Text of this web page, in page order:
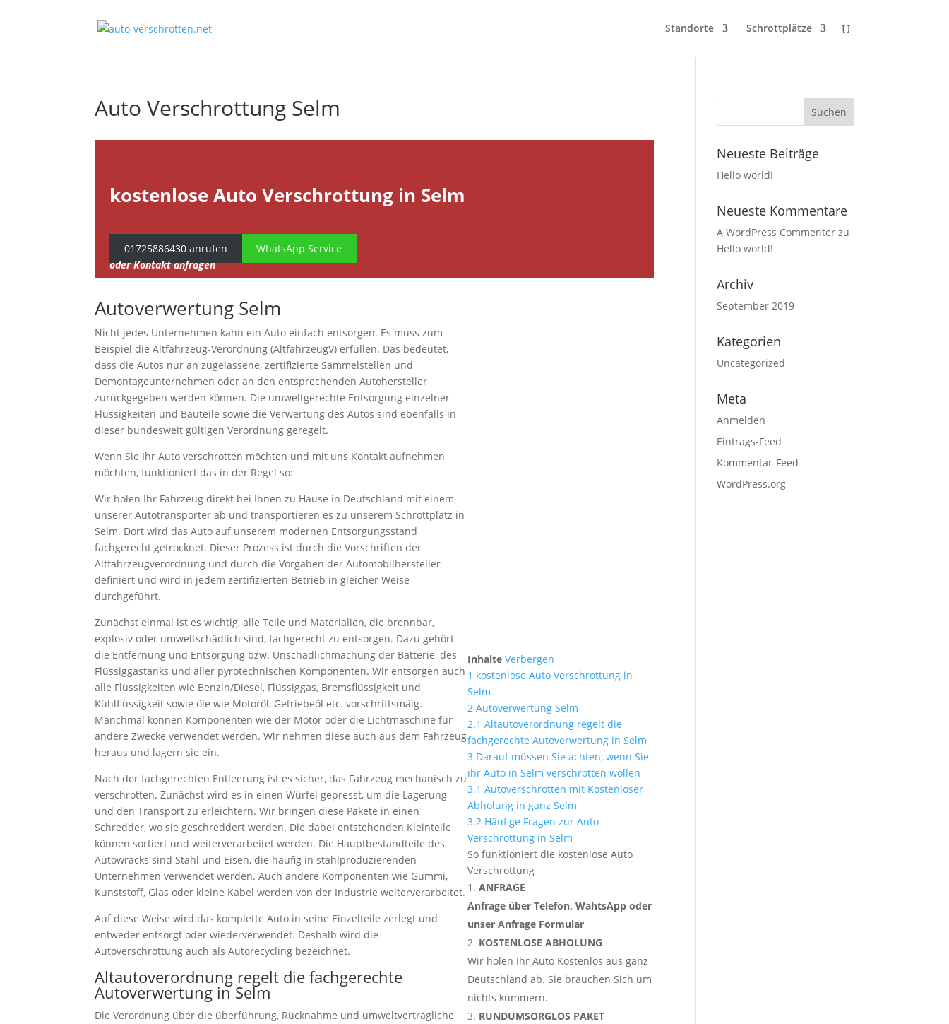
Standorte Schrottplätze
Auto Verschrottung Selm
kostenlose Auto Verschrottung in Selm
01725886430 anrufen
WhatsApp Service
oder Kontakt anfragen
Autoverwertung Selm
Nicht jedes Unternehmen kann ein Auto einfach entsorgen. Es muss zum
Beispiel die Altfahrzeug-Verordnung (AltfahrzeugV) erfüllen. Das bedeutet,
dass die Autos nur an zugelassene, zertifizierte Sammelstellen und
Demontageunternehmen oder an den entsprechenden Autohersteller
zurückgegeben werden können. Die umweltgerechte Entsorgung einzelner
Flüssigkeiten und Bauteile sowie die Verwertung des Autos sind ebenfalls in
dieser bundesweit gültigen Verordnung geregelt.
Wenn Sie Ihr Auto verschrotten möchten und mit uns Kontakt aufnehmen
möchten, funktioniert das in der Regel so:
Wir holen Ihr Fahrzeug direkt bei Ihnen zu Hause in Deutschland mit einem
unserer Autotransporter ab und transportieren es zu unserem Schrottplatz in
Selm. Dort wird das Auto auf unserem modernen Entsorgungsstand
fachgerecht getrocknet. Dieser Prozess ist durch die Vorschriften der
Altfahrzeugverordnung und durch die Vorgaben der Automobilhersteller
definiert und wird in jedem zertifizierten Betrieb in gleicher Weise
durchgeführt.
Zunächst einmal ist es wichtig, alle Teile und Materialien, die brennbar,
explosiv oder umweltschädlich sind, fachgerecht zu entsorgen. Dazu gehört
die Entfernung und Entsorgung bzw. Unschädlichmachung der Batterie, des
Flüssiggastanks und aller pyrotechnischen Komponenten. Wir entsorgen auch
alle Flüssigkeiten wie Benzin/Diesel, Flüssiggas, Bremsflüssigkeit und
Kühlflüssigkeit sowie öle wie Motoröl, Getriebeöl etc. vorschriftsmäig.
Manchmal können Komponenten wie der Motor oder die Lichtmaschine für
andere Zwecke verwendet werden. Wir nehmen diese auch aus dem Fahrzeug
heraus und lagern sie ein.
Nach der fachgerechten Entleerung ist es sicher, das Fahrzeug mechanisch zu
verschrotten. Zunächst wird es in einen Würfel gepresst, um die Lagerung
und den Transport zu erleichtern. Wir bringen diese Pakete in einen
Schredder, wo sie geschreddert werden. Die dabei entstehenden Kleinteile
können sortiert und weiterverarbeitet werden. Die Hauptbestandteile des
Autowracks sind Stahl und Eisen, die häufig in stahlproduzierenden
Unternehmen verwendet werden. Auch andere Komponenten wie Gummi,
Kunststoff, Glas oder kleine Kabel werden von der Industrie weiterverarbeitet.
Auf diese Weise wird das komplette Auto in seine Einzelteile zerlegt und
entweder entsorgt oder wiederverwendet. Deshalb wird die
Autoverschrottung auch als Autorecycling bezeichnet.
Altautoverordnung regelt die fachgerechte
Autoverwertung in Selm
Die Verordnung über die überführung, Rücknahme und umweltverträgliche
Inhalte Verbergen
1 kostenlose Auto Verschrottung in
Selm
2 Autoverwertung Selm
2.1 Altautoverordnung regelt die
fachgerechte Autoverwertung in Selm
3 Darauf müssen Sie achten, wenn Sie
ihr Auto in Selm verschrotten wollen
3.1 Autoverschrotten mit Kostenloser
Abholung in ganz Selm
3.2 Häufige Fragen zur Auto
Verschrottung in Selm
So funktioniert die kostenlose Auto
Verschrottung
ANFRAGE
Anfrage über Telefon, WahtsApp oder
unser Anfrage Formular
KOSTENLOSE ABHOLUNG
Wir holen Ihr Auto Kostenlos aus ganz
Deutschland ab. Sie brauchen Sich um
nichts kümmern.
RUNDUMSORGLOS PAKET
Neueste Beiträge
Hello world!
Neueste Kommentare
A WordPress Commenter zu
Hello world!
Archiv
September 2019
Kategorien
Uncategorized
Meta
Anmelden
Eintrags-Feed
Kommentar-Feed
WordPress.org